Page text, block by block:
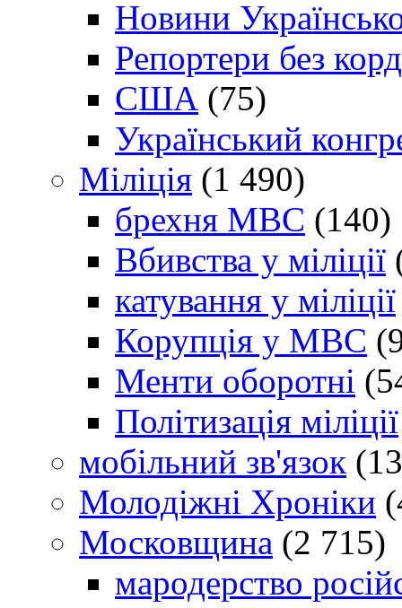
Новини
Репортери без
США (75)
Український
Міліція (1 490)
брехня МВС (140)
Вбивства у міліції
катування у міліції
Корупція у МВС
Менти оборотні
Політизація міліції
мобільний зв'язок
Молодіжні Хроніки
Московщина (2 715)
мародерство